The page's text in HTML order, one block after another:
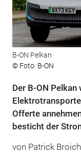
B-ON Pelkan
© Foto: B-ON
Der B-ON
Offerte
besticht der
von Patrick